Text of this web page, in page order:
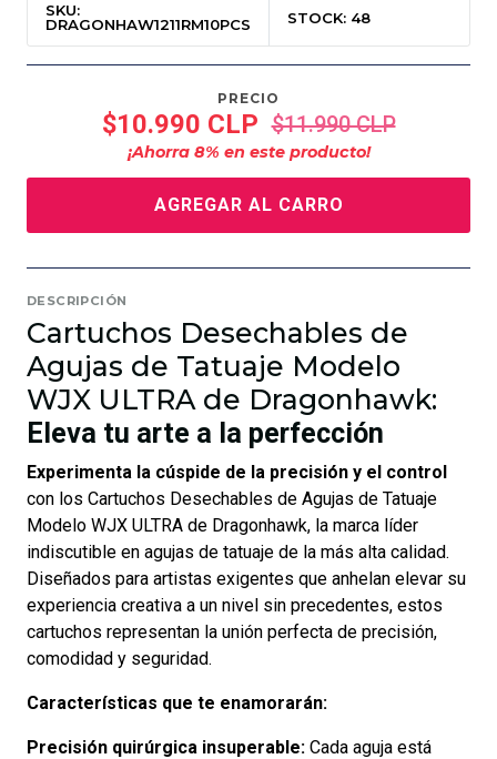
SKU:
DRAGONHAW1211RM10PCS
STOCK: 48
PRECIO
$10.990 CLP $11.990 CLP
¡Ahorra 8% en este producto!
AGREGAR AL CARRO
DESCRIPCIÓN
Cartuchos Desechables de
Agujas de Tatuaje Modelo
WJX ULTRA de Dragonhawk:
Eleva tu arte a la perfección
Experimenta la cúspide de la precisión y el control
con los Cartuchos Desechables de Agujas de Tatuaje
Modelo WJX ULTRA de Dragonhawk, la marca líder
indiscutible en agujas de tatuaje de la más alta calidad.
Diseñados para artistas exigentes que anhelan elevar su
experiencia creativa a un nivel sin precedentes, estos
cartuchos representan la unión perfecta de precisión,
comodidad y seguridad.
Características que te enamorarán:
Precisión quirúrgica insuperable: Cada aguja está